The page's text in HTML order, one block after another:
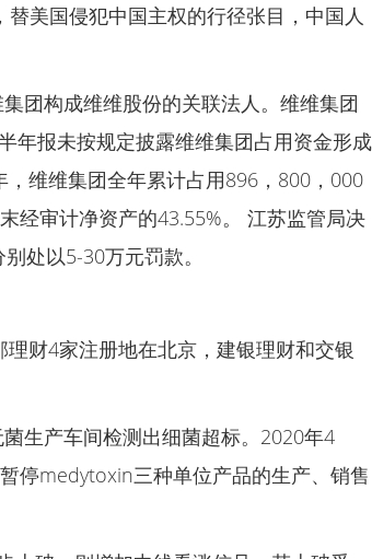
美国侵犯中国主权的行径张目，中国人
团构成维维股份的关联法人。维维集团
年报未按规定披露维维集团占用资金形成
维维集团全年累计占用896，800，000
经审计净资产的43.55%。 江苏监管局决
处以5-30万元罚款。
财4家注册地在北京，建银理财和交银
生产车间检测出细菌超标。2020年4
停medytoxin三种单位产品的生产、销售